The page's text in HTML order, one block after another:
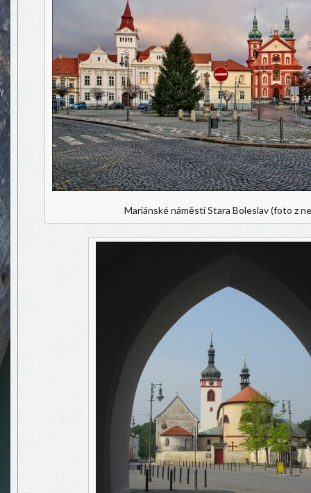
Mariánské náměstí Stara Boleslav (foto z